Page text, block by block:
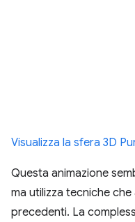
Visualizza la sfera 3D
Questa animazione
ma utilizza tecniche
precedenti. La